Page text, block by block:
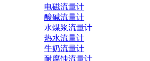
电磁流量计
酸碱流量计
水煤浆流量计
热水流量计
牛奶流量计
耐腐蚀流量计